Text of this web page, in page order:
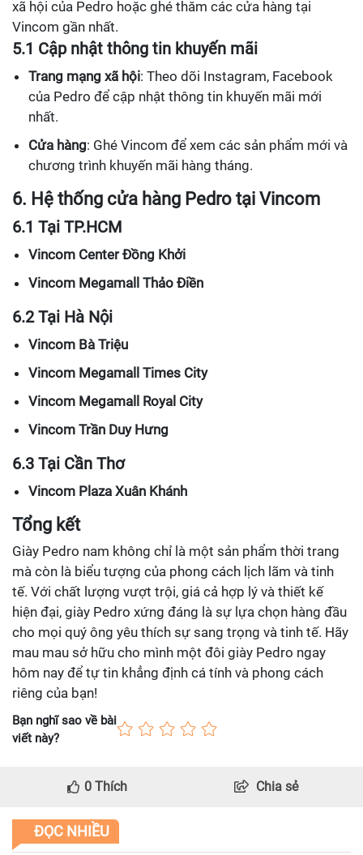
xã hội của Pedro hoặc ghé thăm các cửa hàng tại
Vincom gần nhất.
5.1 Cập nhật thông tin khuyến mãi
Trang mạng xã hội: Theo dõi Instagram, Facebook
của Pedro để cập nhật thông tin khuyến mãi mới
nhất.
Cửa hàng: Ghé Vincom để xem các sản phẩm mới và
chương trình khuyến mãi hàng tháng.
6. Hệ thống cửa hàng Pedro tại Vincom
6.1 Tại TP.HCM
Vincom Center Đồng Khởi
Vincom Megamall Thảo Điền
6.2 Tại Hà Nội
Vincom Bà Triệu
Vincom Megamall Times City
Vincom Megamall Royal City
Vincom Trần Duy Hưng
6.3 Tại Cần Thơ
Vincom Plaza Xuân Khánh
Tổng kết
Giày Pedro nam không chỉ là một sản phẩm thời trang
mà còn là biểu tượng của phong cách lịch lãm và tinh
tế. Với chất lượng vượt trội, giá cả hợp lý và thiết kế
hiện đại, giày Pedro xứng đáng là sự lựa chọn hàng đầu
cho mọi quý ông yêu thích sự sang trọng và tinh tế. Hãy
mau mau sở hữu cho mình một đôi giày Pedro ngay
hôm nay để tự tin khẳng định cá tính và phong cách
riêng của bạn!
Bạn nghĩ sao về bài
viết này?
0 Thích Chia sẻ
ĐỌC NHIỀU